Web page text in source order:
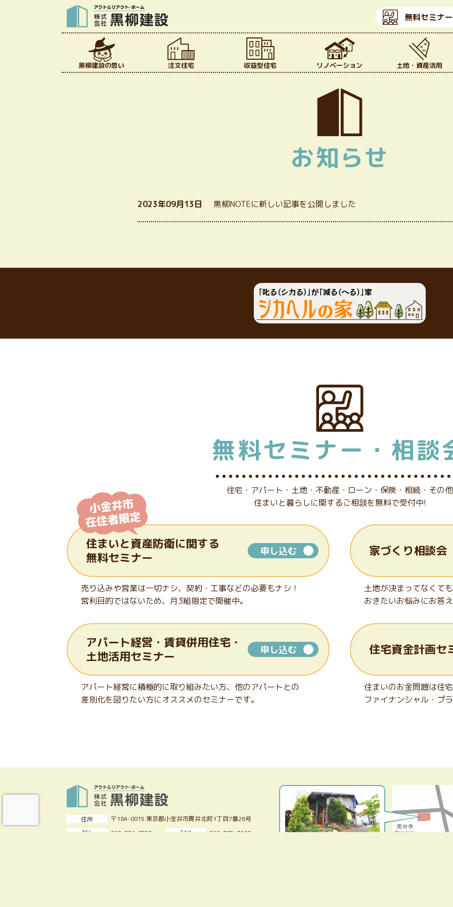
無料セミナ
黒柳建設の思い 注文住宅 収益型住宅 リノベーション 土地・資産活用
お知らせ
2023年09月13日 黒柳NOTEに新しい記事を公開しました
無料セミナー・相談
住宅・アパート・土地・不動産・ローン・ 保険・相続・その他
住まいと暮らしに関するご相談を無料で受付中!
住まいと資産防衛に関する
無料セミナー
申し込む
売り込みや営業は一切ナシ、契約・工事などの必要もナシ！
営利目的ではないため、月3組限定で開催中。
家づくり相談会
土地が決まってなくて
おきたいお悩みにお答
アパート経営・賃貸併用住宅・
土地活用セミナー
申し込む
アパート経営に積極的に取り組みたい方、他のアパートとの
差別化を図りたい方にオススメのセミナーです。
住宅資金計画セ
住まいのお金問題は住
ファイナンシャル・プ
住所 〒184-0015 東京都小金井市貫井北町1丁目7番26号
TEL
042-384-7555 FAX
042-385-7100